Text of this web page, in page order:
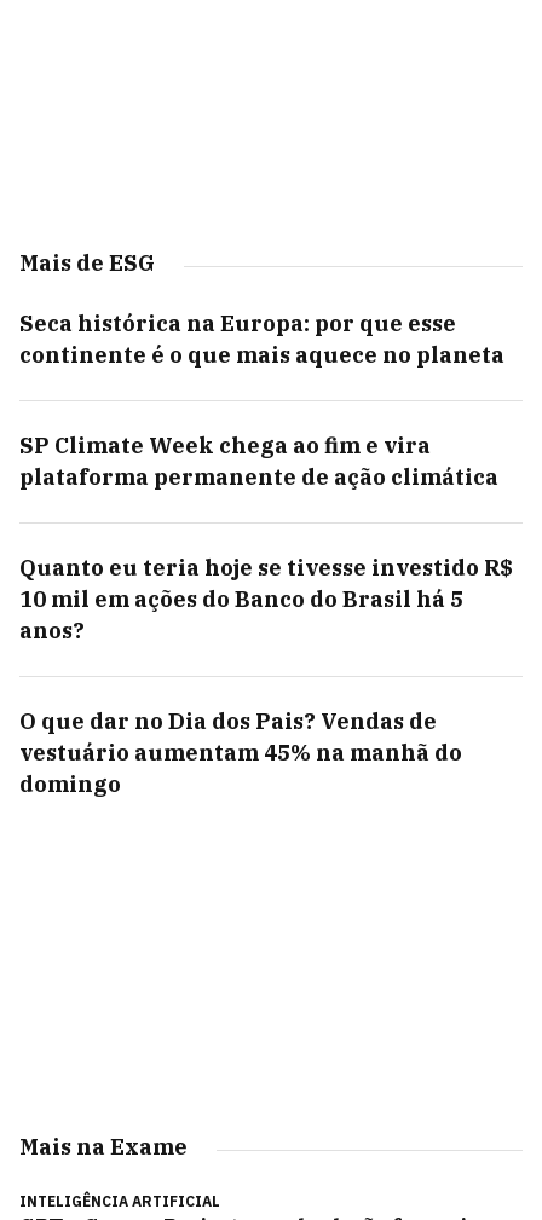
Mais de ESG
Seca histórica na Europa: por que esse
continente é o que mais aquece no planeta
SP Climate Week chega ao fim e vira
plataforma permanente de ação climática
Quanto eu teria hoje se tivesse investido R$
10 mil em ações do Banco do Brasil há 5
anos?
O que dar no Dia dos Pais? Vendas de
vestuário aumentam 45% na manhã do
domingo
Mais na Exame
INTELIGÊNCIA ARTIFICIAL